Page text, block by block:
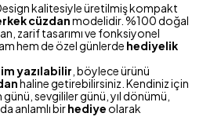
kalitesiyle üretilmiş kompakt
cüzdanmodelidir. %100 doğal
zarif tasarımı ve fonksiyonel
hem de özel günlerde hediyelik
yazılabilir , böylece ürünü
haline getirebilirsiniz. Kendiniz için
sevgililer günü, yıl dönümü,
anlamlı birhediyeolarak